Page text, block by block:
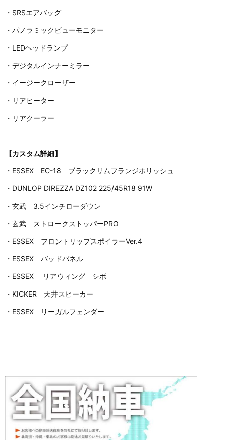
・SRSエアバッグ
・パノラミックビューモニター
・LEDヘッドランプ
・デジタルインナーミラー
・イージークローザー
・リアヒーター
・リアクーラー
【カスタム詳細】
・ESSEX EC-18 ブラックリムフランジポリッシュ
・DUNLOP DIREZZA DZ102 225/45R18 91W
・玄武 3.5インチローダウン
・玄武 ストロークストッパーPRO
・ESSEX フロントリップスポイラーVer.4
・ESSEX バッドパネル
・ESSEX リアウィング シボ
・KICKER 天井スピーカー
・ESSEX リーガルフェンダー